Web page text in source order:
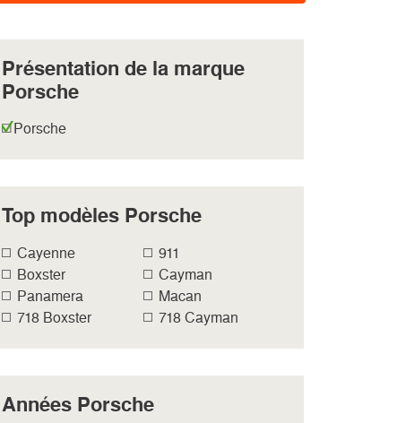
Présentation de la marque
Porsche
Porsche
Top modèles Porsche
Cayenne
911
Boxster
Cayman
Panamera
Macan
718 Boxster
718 Cayman
Années Porsche